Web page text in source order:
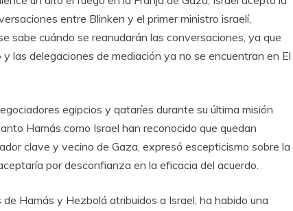
entre Blinken y el primer ministro israelí,
sabe cuándo se reanudarán las conversaciones, ya que
las delegaciones de mediación ya no se encuentran en El
egipcios y qataríes durante su última misión
Hamás como Israel han reconocido que quedan
clave y vecino de Gaza, expresó escepticismo sobre la
por desconfianza en la eficacia del acuerdo.
Hamás y Hezbolá atribuidos a Israel, ha habido una